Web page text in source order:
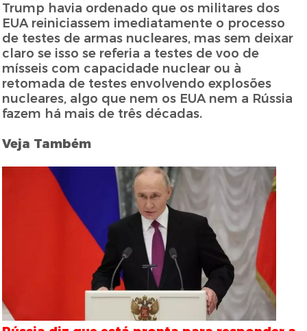
Trump havia ordenado que os militares dos
EUA reiniciassem imediatamente o processo
de testes de armas nucleares, mas sem deixar
claro se isso se referia a testes de voo de
mísseis com capacidade nuclear ou à
retomada de testes envolvendo explosões
nucleares, algo que nem os EUA nem a Rússia
fazem há mais de três décadas.
Veja Também